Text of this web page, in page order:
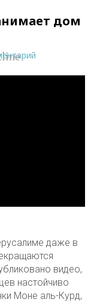
дом
даже в
видео,
настойчиво
Моне аль-Курд,